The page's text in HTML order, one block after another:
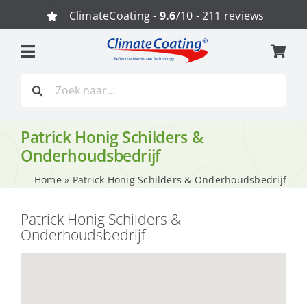
naar
inhoud
ClimateCoating - 9.6/10 - 211 reviews
naar:
Patrick Honig Schilders &
Onderhoudsbedrijf
Home » Patrick Honig Schilders & Onderhoudsbedrijf
Patrick Honig Schilders &
Onderhoudsbedrijf